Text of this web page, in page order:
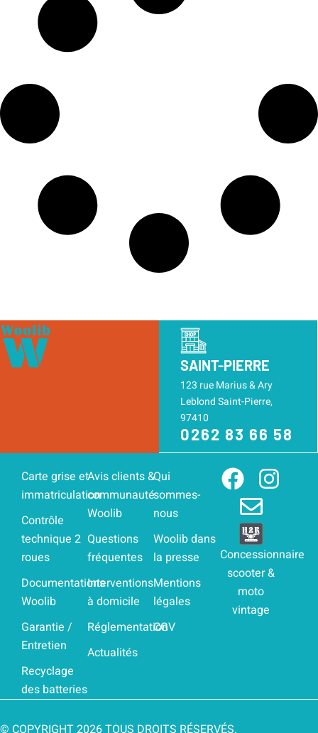
SAINT-PIERRE
123 rue Marius & Ary
Leblond Saint-Pierre,
97410
0262 83 66 58
Carte grise et
immatriculation
Contrôle
technique 2
roues
Documentations
Woolib
Garantie /
Entretien
Recyclage
des batteries
Avis clients &
communauté
Woolib
Questions
fréquentes
Interventions
à domicile
Réglementation
Actualités
Qui
sommes-
nous
Woolib dans
la presse
Mentions
légales
CGV
F
a
c
e
b
o
o
I
t
a
r
E
n
v
e
l
o
p
Concessionnaire
scooter &
moto
vintage
© COPYRIGHT 2026 TOUS DROITS RÉSERVÉS.